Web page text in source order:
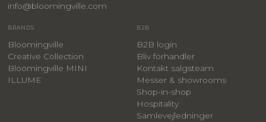
info@bloomingville.com
BRANDS
Bloomingville
Creative Collection
Bloomingville MINI
ILLUME
B2B
B2B login
Bliv forhandler
Kontakt salgsteam
Messer & showrooms
Shop-in-shop
Hospitality
Samlevejledninger